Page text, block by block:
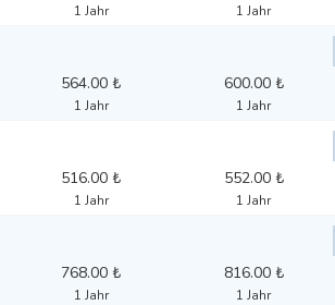
1 Jahr 1 Jahr
564.00 ₺
1 Jahr
600.00 ₺
1 Jahr
516.00 ₺
1 Jahr
552.00 ₺
1 Jahr
768.00 ₺
1 Jahr
816.00 ₺
1 Jahr